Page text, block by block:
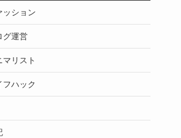
ッション
グ運営
マリスト
フハック